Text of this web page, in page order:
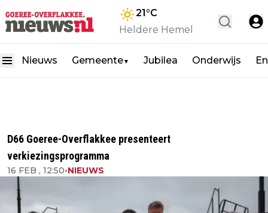
21°C
Heldere Hemel
Nieuws Gemeente▼ Jubilea Onderwijs
D66 Goeree-Overflakkee presenteert
verkiezingsprogramma
16 FEB , 12:50•NIEUWS